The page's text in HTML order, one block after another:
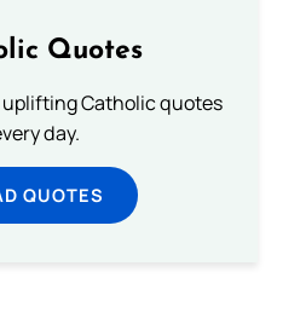
Quotes
Catholic quotes
day.
QUOTES